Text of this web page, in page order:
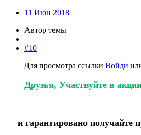
11 Июн 2018
Автор темы
#10
Для просмотра ссылки Войди
Друзья, Участвуйте в
и гарантировано получайте